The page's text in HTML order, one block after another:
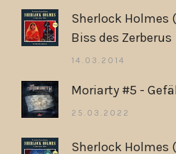
Sherlock Holmes
Biss des Zerberus
14.03.2014
Moriarty #5 -
25.03.2022
Sherlock Holmes